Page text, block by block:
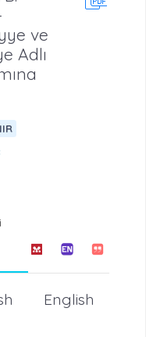
ve
Adlı
English